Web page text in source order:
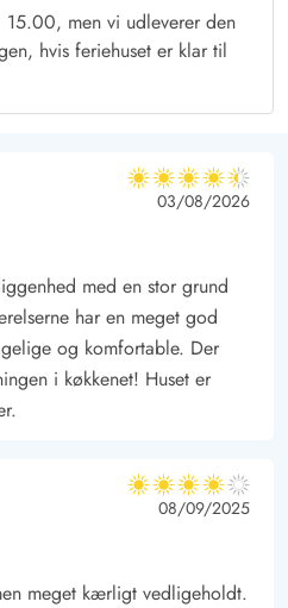
Blåvand. Det er generelt et
flot natur. Blandt andet kan I
fredet naturområde med rigt
og mere til. Caféer,
er blot nogle af de ting, I
anbefale et besøg i
fyret er der en fantastisk udsigt
og til Esbjerg.
men vi udleverer den
hvis feriehuset er klar til
4.5 ud af 5
4.5 ud af 5
4.5 out of 5
03/08/2026
med en stor grund
har en meget god
og komfortable. Der
i køkkenet! Huset er
4 ud af 5
4 ud af 5
4 out of 5
08/09/2025
meget kærligt vedligeholdt.